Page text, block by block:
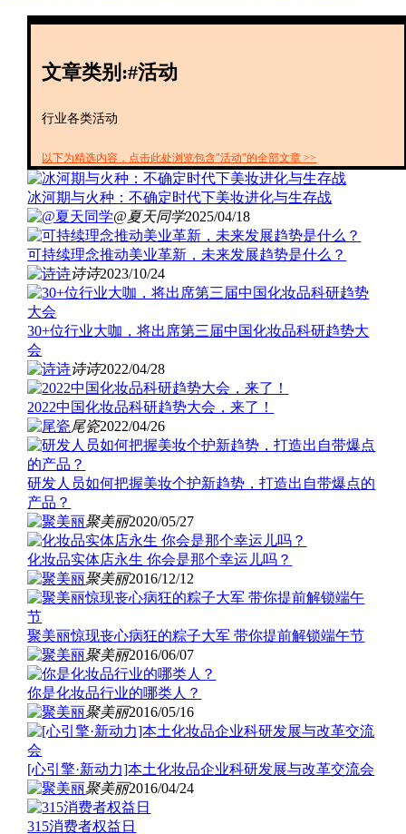
创投+
文章类别:#活动
行业各类活动
以下为精选内容，点击此处浏览包含"活动"的全部文章 >>
冰河期与火种：不确定时代下美妆进化与生存战
@夏天同学2025/04/18
可持续理念推动美业革新，未来发展趋势是什么？
诗诗2023/10/24
30+位行业大咖，将出席第三届中国化妆品科研趋势大
会
诗诗2022/04/28
2022中国化妆品科研趋势大会，来了！
尾瓷2022/04/26
研发人员如何把握美妆个护新趋势，打造出自带爆点的
产品？
聚美丽2020/05/27
化妆品实体店永生 你会是那个幸运儿吗？
聚美丽2016/12/12
聚美丽惊现丧心病狂的粽子大军 带你提前解锁端午节
聚美丽2016/06/07
你是化妆品行业的哪类人？
聚美丽2016/05/16
[心引擎·新动力]本土化妆品企业科研发展与改革交流会
聚美丽2016/04/24
315消费者权益日